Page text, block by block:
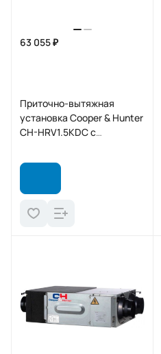
63 055 ₽
Приточно-вытяжная
установка Cooper & Hunter
CH-HRV1.5KDC с